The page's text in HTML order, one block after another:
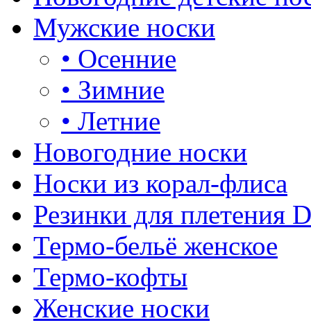
Мужские носки
• Осенние
• Зимние
• Летние
Новогодние носки
Носки из корал-флиса
Резинки для плетения
Термо-бельё женское
Термо-кофты
Женские носки